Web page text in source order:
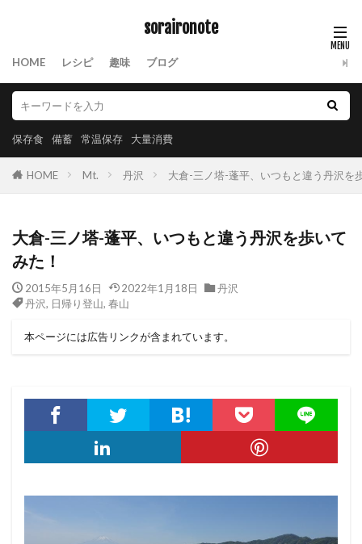
soraironote
HOME レシピ 趣味 ブログ
保存食 備蓄 常温保存 大量消費
HOME Mt. 丹沢 大倉-三ノ塔-蓬平、いつもと違う丹沢を
大倉-三ノ塔-蓬平、いつもと違う丹沢を歩いて
みた！
2015年5月16日 2022年1月18日
丹沢
丹沢, 日帰り登山, 春山
本ページには広告リンクが含まれています。